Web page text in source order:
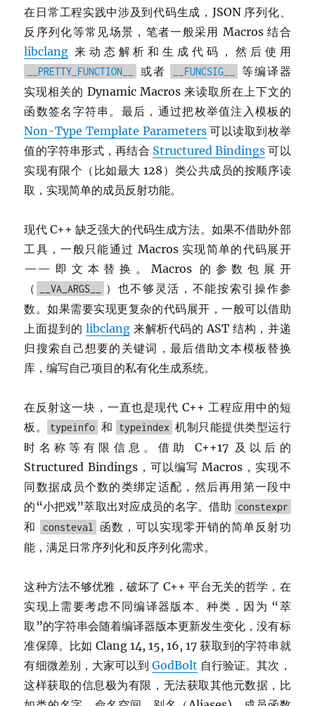
在日常工程实践中涉及到代码生成，JSON 序列化、
反序列化等常见场景，笔者一般采用 Macros 结合
libclang 来动态解析和生成代码，然后使用
__PRETTY_FUNCTION__ 或者 __FUNCSIG__
等编译器
实现相关的 Dynamic Macros 来读取所在上下文的
函数签名字符串。最后，通过把枚举值注入模板的
Non-Type Template Parameters可以读取到枚举
值的字符串形式，再结合 Structured Bindings 可以
实现有限个（比如最大 128）类公共成员的按顺序读
取，实现简单的成员反射功能。
现代 C++ 缺乏强大的代码生成方法。如果不借助外部
工具，一般只能通过 Macros 实现简单的代码展开
——即文本替换。Macros 的参数包展开
（
__VA_ARGS__
）也不够灵活，不能按索引操作参
数。如果需要实现更复杂的代码展开，一般可以借助
上面提到的libclang 来解析代码的 AST 结构，并递
归搜索自己想要的关键词，最后借助文本模板替换
库，编写自己项目的私有化生成系统。
在反射这一块，一直也是现代 C++ 工程应用中的短
板。
typeinfo 和 typeindex 机制只能提供类型运行
时名称等有限信息。借助 C++17 及以后的
Structured Bindings，可以编写 Macros，实现不
同数据成员个数的类绑定适配，然后再用第一段中
的“小把戏”萃取出对应成员的名字。借助
constexpr
和 consteval
函数，可以实现零开销的简单反射功
能，满足日常序列化和反序列化需求。
这种方法不够优雅，破坏了 C++ 平台无关的哲学，在
实现上需要考虑不同编译器版本、种类，因为 “萃
取”的字符串会随着编译器版本更新发生变化，没有标
准保障。比如 Clang 14, 15, 16, 17 获取到的字符串就
有细微差别，大家可以到 GodBolt 自行验证。其次，
这样获取的信息极为有限，无法获取其他元数据，比